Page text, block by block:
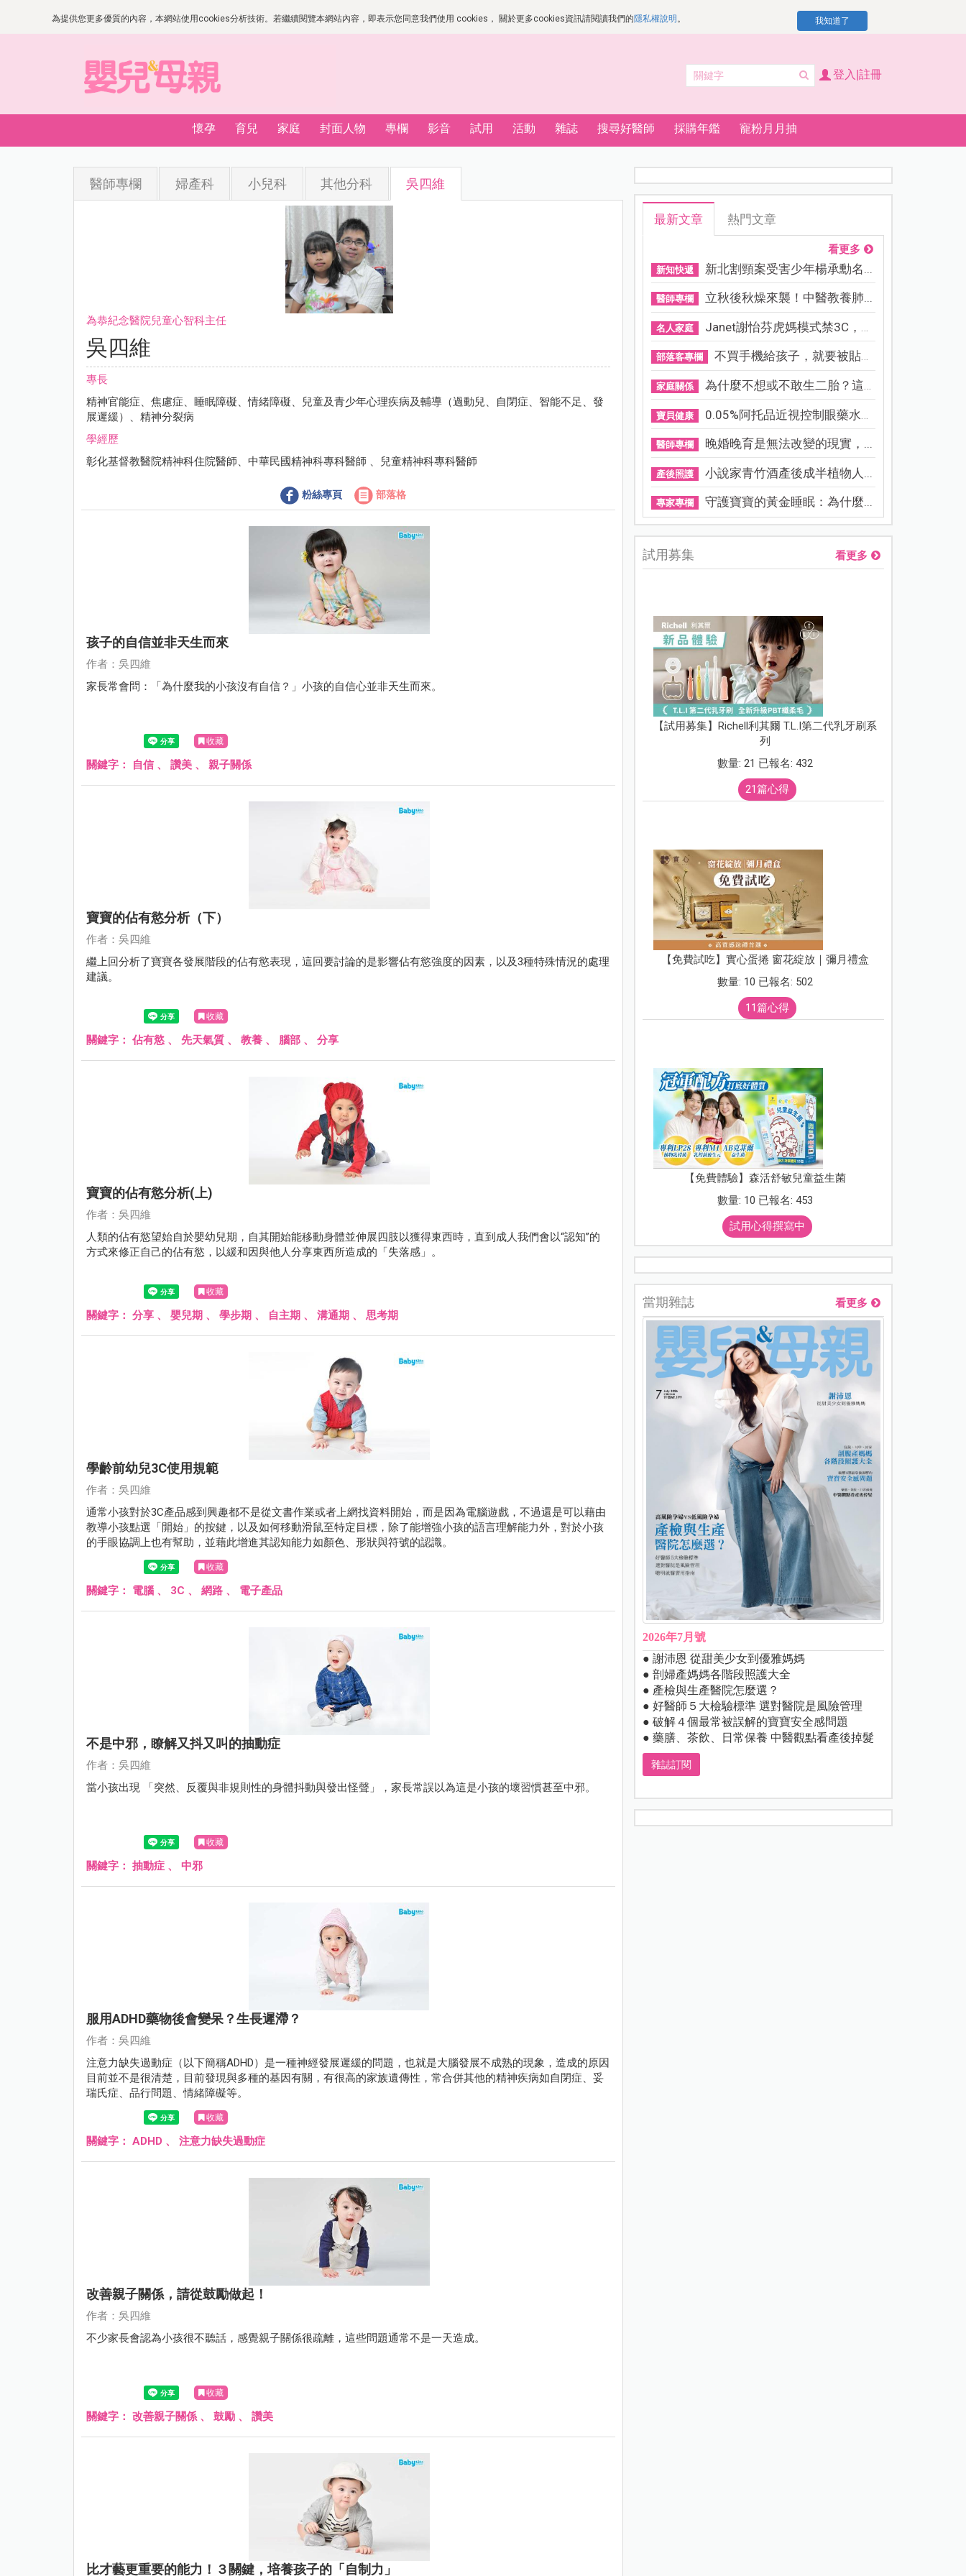
為提供您更多優質的內容，本網站使用cookies分析技術。若繼續閱覽本網站內容，即表示您同意我們使用 cookies， 關於更多cookies資訊請閱讀我們的隱私權說明 。 我知道了
登入|註冊
懷孕 育兒 家庭 封面人物 專欄 影音 試用 活動 雜誌 搜尋好醫師 採購年鑑 寵粉月月抽
醫師專欄 婦產科 小兒科 其他分科 吳四維
為恭紀念醫院兒童心智科主任
吳四維
專長
精神官能症、焦慮症、睡眠障礙、情緒障礙、兒童及青少年心理疾病及輔導（過動兒、自閉症、智能不足、發
展遲緩）、精神分裂病
學經歷
彰化基督教醫院精神科住院醫師、中華民國精神科專科醫師 、兒童精神科專科醫師
粉絲專頁 部落格
孩子的自信並非天生而來
作者：吳四維
家長常會問：「為什麼我的小孩沒有自信？」小孩的自信心並非天生而來。
收藏
關鍵字： 自信、 讚美 、 親子關係
寶寶的佔有慾分析（下）
作者：吳四維
繼上回分析了寶寶各發展階段的佔有慾表現，這回要討論的是影響佔有慾強度的因素，以及3種特殊情況的處理
建議。
收藏
關鍵字： 佔有慾 、 先天氣質 、 教養 、 腦部 、 分享
寶寶的佔有慾分析(上)
作者：吳四維
人類的佔有慾望始自於嬰幼兒期，自其開始能移動身體並伸展四肢以獲得東西時，直到成人我們會以“認知”的
方式來修正自己的佔有慾，以緩和因與他人分享東西所造成的「失落感」。
收藏
關鍵字： 分享 、 嬰兒期 、 學步期 、 自主期 、 溝通期 、 思考期
學齡前幼兒3C使用規範
作者：吳四維
通常小孩對於3C產品感到興趣都不是從文書作業或者上網找資料開始，而是因為電腦遊戲，不過還是可以藉由
教導小孩點選「開始」的按鍵，以及如何移動滑鼠至特定目標，除了能增強小孩的語言理解能力外，對於小孩
的手眼協調上也有幫助，並藉此增進其認知能力如顏色、形狀與符號的認識。
收藏
關鍵字： 電腦 、 3C 、 網路 、 電子產品
不是中邪，瞭解又抖又叫的抽動症
作者：吳四維
當小孩出現 「突然、反覆與非規則性的身體抖動與發出怪聲」，家長常誤以為這是小孩的壞習慣甚至中邪。
收藏
關鍵字： 抽動症 、 中邪
服用ADHD藥物後會變呆？生長遲滯？
作者：吳四維
注意力缺失過動症（以下簡稱ADHD）是一種神經發展遲緩的問題，也就是大腦發展不成熟的現象，造成的原因
目前並不是很清楚，目前發現與多種的基因有關，有很高的家族遺傳性，常合併其他的精神疾病如自閉症、妥
瑞氏症、品行問題、情緒障礙等。
收藏
關鍵字： ADHD 、 注意力缺失過動症
改善親子關係，請從鼓勵做起！
作者：吳四維
不少家長會認為小孩很不聽話，感覺親子關係很疏離，這些問題通常不是一天造成。
收藏
關鍵字： 改善親子關係 、 鼓勵 、 讚美
比才藝更重要的能力！３關鍵，培養孩子的「自制力」
最新文章 熱門文章
看更多
新知快遞 新北割頸案受害少年楊承勳名...
醫師專欄 立秋後秋燥來襲！中醫教養肺...
名人家庭 Janet謝怡芬虎媽模式禁3C，看...
部落客專欄 不買手機給孩子，就要被貼「...
家庭關係 為什麼不想或不敢生二胎？這8...
寶貝健康 0.05%阿托品近視控制眼藥水納...
醫師專欄 晚婚晚育是無法改變的現實，...
產後照護 小說家青竹酒產後成半植物人...
專家專欄 守護寶寶的黃金睡眠：為什麼...
試用募集 看更多
【試用募集】Richell利其爾 T.L.I第二代乳牙刷系
列
數量: 21 已報名: 432
21篇心得
【免費試吃】實心蛋捲 窗花綻放｜彌月禮盒
數量: 10 已報名: 502
11篇心得
【免費體驗】森活舒敏兒童益生菌
數量: 10 已報名: 453
試用心得撰寫中
當期雜誌 看更多
2026年7月號
● 謝沛恩 從甜美少女到優雅媽媽
● 剖婦產媽媽各階段照護大全
● 產檢與生產醫院怎麼選？
● 好醫師５大檢驗標準 選對醫院是風險管理
● 破解４個最常被誤解的寶寶安全感問題
● 藥膳、茶飲、日常保養 中醫觀點看產後掉髮
雜誌訂閱